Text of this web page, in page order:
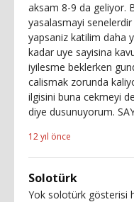
aksam 8-9 da geliyor.
yasalasmayi
yapsaniz katilim daha
kadar uye sayisina
iyilesme beklerken
calismak zorunda
ilgisini buna cekmeyi
diye dusunuyorum.
12 yıl önce
Solotürk
Yok solotürk gösterisi